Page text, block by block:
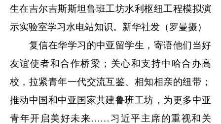
生在吉尔吉斯斯坦鲁班工坊水利枢纽工程模拟演
示实验室学习水电站知识。新华社发（罗曼摄）
复信在华学习的中亚留学生，寄语他们当好
友谊使者和合作桥梁；关心和支持中哈合办高
校，拉紧青年一代交流互鉴、相知相亲的纽带；
推动中国和中亚国家共建鲁班工坊，为更多中亚
青年开启美好未来……习近平主席的重视和关